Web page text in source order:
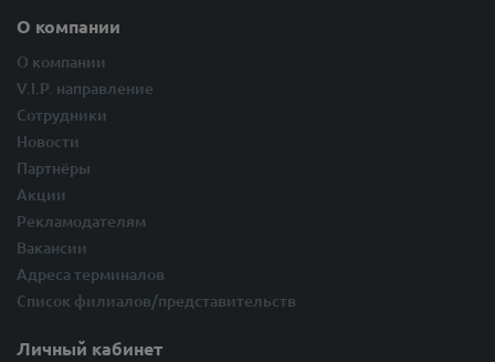
О компании
О компании
V.I.P. направление
Сотрудники
Новости
Партнёры
Акции
Рекламодателям
Вакансии
Адреса терминалов
Список филиалов/представительств
Личный кабинет